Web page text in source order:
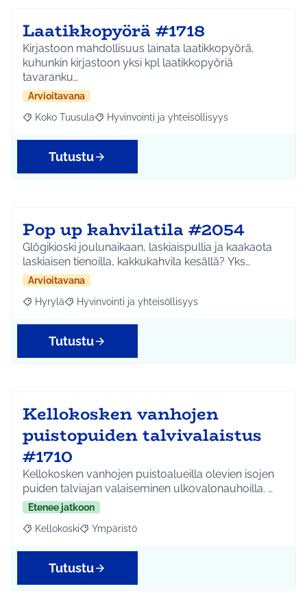
Laatikkopyörä #1718
Kirjastoon mahdollisuus lainata laatikkopyörä,
kuhunkin kirjastoon yksi kpl laatikkopyöriä
tavaranku…
Arvioitavana
Rajaa tulokset aihepiirin mukaan: Koko Tuusula
Koko Tuusula Rajaa tulokset teeman mukaan: Hyvinvointi ja
Hyvinvointi ja yhteisöllisyys
Tutustu
Pop up kahvilatila #2054
Glögikioski joulunaikaan, laskiaispullia ja kaakaota
laskiaisen tienoilla, kakkukahvila kesällä? Yks…
Arvioitavana
Rajaa tulokset aihepiirin mukaan: Hyrylä
Hyrylä Rajaa tulokset teeman mukaan: Hyvinvointi ja
Hyvinvointi ja yhteisöllisyys
Tutustu
Kellokosken vanhojen
puistopuiden talvivalaistus
#1710
Kellokosken vanhojen puistoalueilla olevien isojen
puiden talviajan valaiseminen ulkovalonauhoilla. …
Etenee jatkoon
Rajaa tulokset aihepiirin mukaan: Kellokoski
Kellokoski Rajaa tulokset teeman mukaan: Ympäristö
Ympäristö
Tutustu